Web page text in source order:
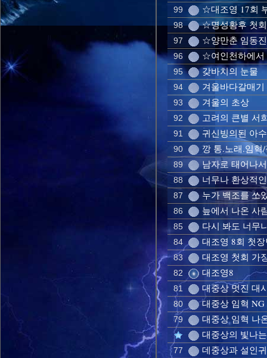
99 ☆대조영 17회
98 ☆명성황후 첫
97 ☆양만춘 임동
96 ☆여인천하에서
95 갖바치의 눈물
94 겨울바다갈매기
93 겨울의 초상
92 고려의 큰별 서
91 귀신빙의된 아
90 깡 통.노래.임혁
89 남자로 태어나
88 너무나 환상적
87 누가 백조를 쏘
86 늪에서 나온 사
85 다시 봐도 너무
84 대조영 8회 첫
83 대조영 첫회 가
82 대조영8
81 대중상 멋진 대
80 대중상 임혁 NG
79
대중상 임혁 나
대중상의 빛나
77 데중상과 설인